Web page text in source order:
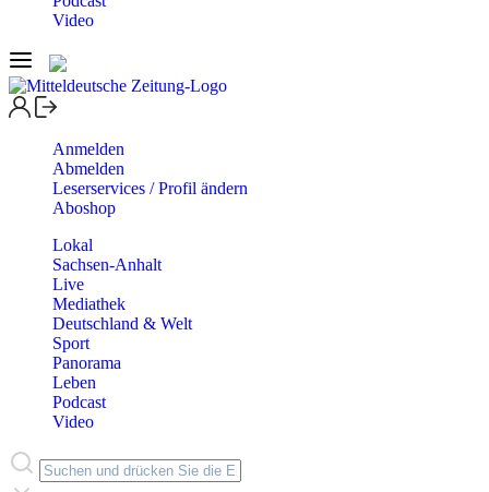
Video
Anmelden
Abmelden
Leserservices / Profil ändern
Aboshop
Lokal
Sachsen-Anhalt
Live
Mediathek
Deutschland & Welt
Sport
Panorama
Leben
Podcast
Video